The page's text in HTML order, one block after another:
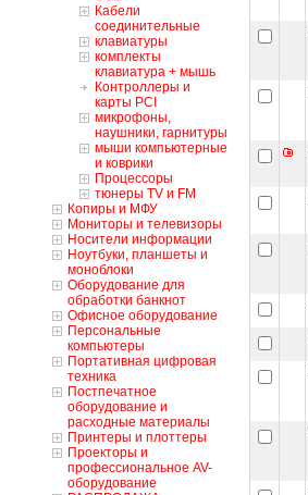
Кабели
соединительные
клавиатуры
комплекты
клавиатура + мышь
Контроллеры и
карты PCI
микрофоны,
наушники, гарнитуры
мыши компьютерные
и коврики
Процессоры
тюнеры TV и FM
Копиры и МФУ
Мониторы и телевизоры
Носители информации
Ноутбуки, планшеты и
моноблоки
Оборудование для
обработки банкнот
Офисное оборудование
Персональные
компьютеры
Портативная цифровая
техника
Постпечатное
оборудование и
расходные материалы
Принтеры и плоттеры
Проекторы и
профессиональное AV-
оборудование